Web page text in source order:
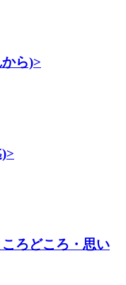
ら)>
ろどころ・思い